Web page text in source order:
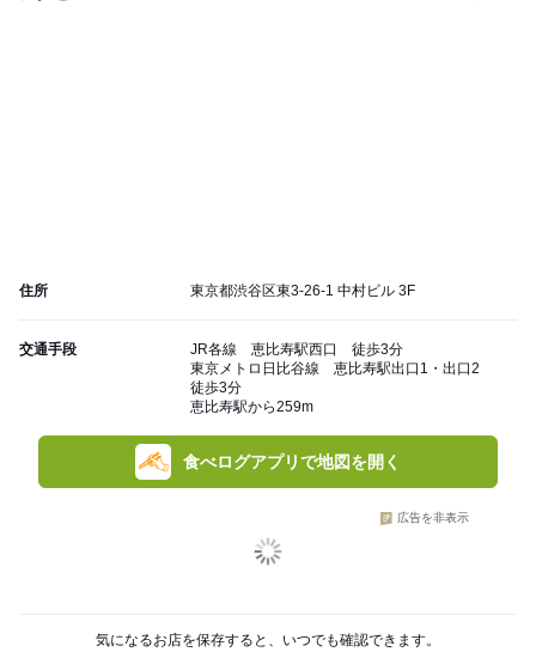
住所 東京都渋谷区東3-26-1 中村ビル 3F
交通手段
JR各線 恵比寿駅西口 徒歩3分
東京メトロ日比谷線 恵比寿駅出口1・出口2
徒歩3分
恵比寿駅から259m
食べログアプリで地図を開く
広告を非表示
気になるお店を保存すると、いつでも確認できます。